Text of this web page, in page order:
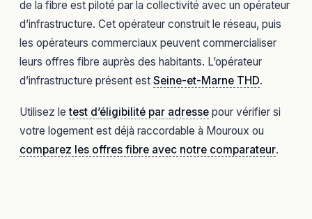
de la fibre est piloté par la collectivité avec un opérateur
d’infrastructure. Cet opérateur construit le réseau, puis
les opérateurs commerciaux peuvent commercialiser
leurs offres fibre auprès des habitants. L’opérateur
d’infrastructure présent est Seine-et-Marne THD.
Utilisez letest d’éligibilité par adresse pour vérifier si
votre logement est déjà raccordable à Mouroux ou
comparez les offres fibre avec notre comparateur.